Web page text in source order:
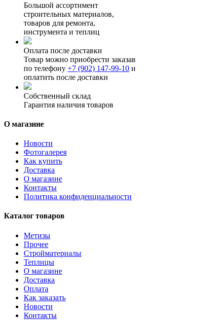
Большой ассортимент
строительных материалов,
товаров для ремонта,
инструмента и теплиц
Оплата после доставки
Товар можно приобрести заказав
по телефону +7 (902) 147-99-10 и
оплатить после доставки
Собственный склад
Гарантия наличия товаров
О магазине
Новости
Фотогалерея
Как купить
Доставка
О магазине
Контакты
Политика конфиденциальности
Каталог товаров
Метизы
Прочее
Стройматериалы
Теплицы
О магазине
Доставка
Оплата
Как заказать
Новости
Контакты